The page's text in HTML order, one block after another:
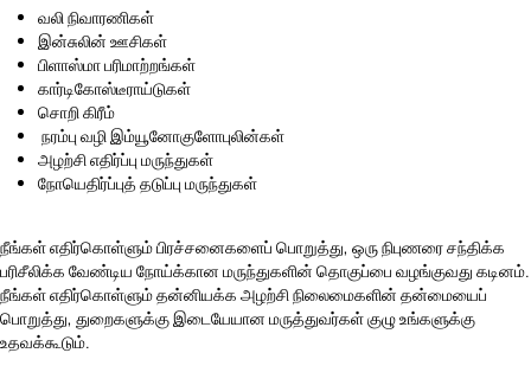
வலி நிவாரணிகள்
இன்சுலின் ஊசிகள்
பிளாஸ்மா பரிமாற்றங்கள்
கார்டிகோஸ்டீராய்டுகள்
சொறி கிரீம்
நரம்பு வழி இம்யூனோகுளோபுலின்கள்
அழற்சி எதிர்ப்பு மருந்துகள்
நோயெதிர்ப்புத் தடுப்பு மருந்துகள்
நீங்கள் எதிர்கொள்ளும் பிரச்சனைகளைப் பொறுத்து, ஒரு நிபுணரை சந்திக்க
பரிசீலிக்க வேண்டிய நோய்க்கான மருந்துகளின் தொகுப்பை வழங்குவது கடினம்.
நீங்கள் எதிர்கொள்ளும் தன்னியக்க அழற்சி நிலைமைகளின் தன்மையைப்
பொறுத்து, துறைகளுக்கு இடையேயான மருத்துவர்கள் குழு உங்களுக்கு
உதவக்கூடும்.